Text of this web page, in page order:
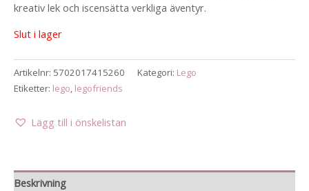
kreativ lek och iscensätta verkliga äventyr.
Slut i lager
Artikelnr: 5702017415260 Kategori: Lego
Etiketter: lego, legofriends
Lägg till i önskelistan
Beskrivning